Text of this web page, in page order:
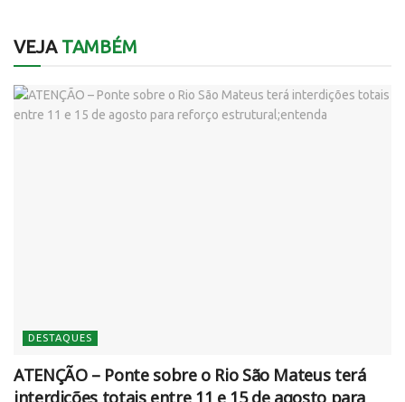
VEJATAMBÉM
DESTAQUES
ATENÇÃO – Ponte sobre o Rio São Mateus terá
interdições totais entre 11 e 15 de agosto para